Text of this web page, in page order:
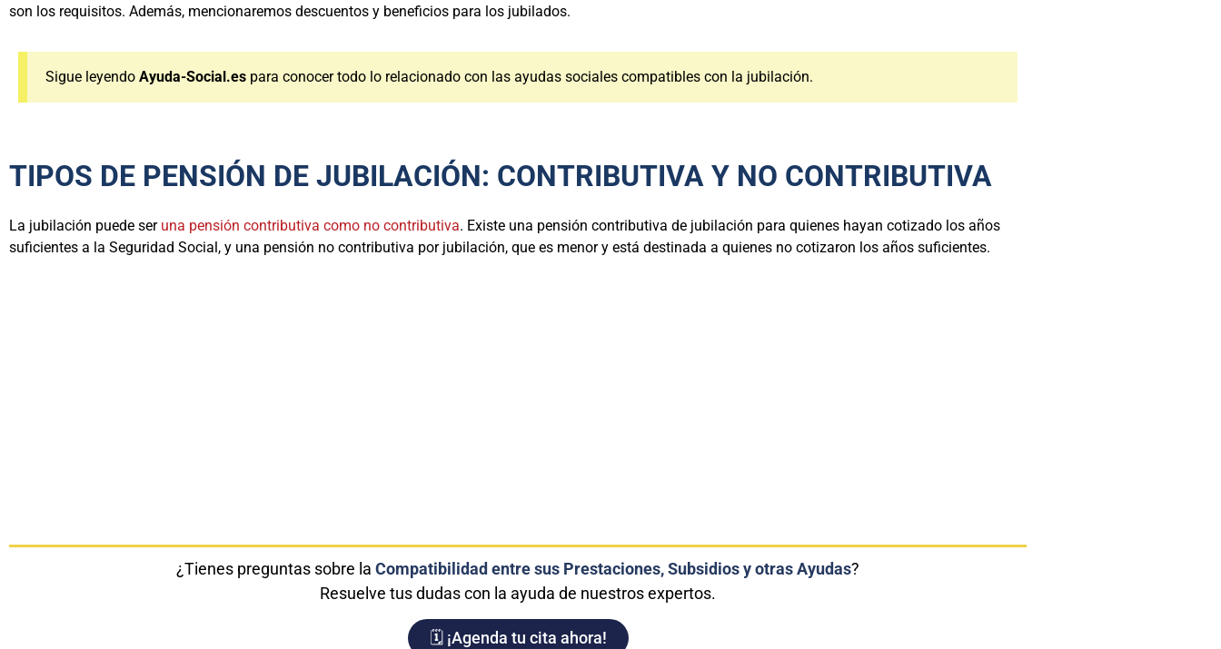
son los requisitos. Además, mencionaremos descuentos y beneficios para los jubilados.
Sigue leyendo Ayuda-Social.es para conocer todo lo relacionado con las ayudas sociales compatibles con la jubilación.
TIPOS DE PENSIÓN DE JUBILACIÓN: CONTRIBUTIVA Y NO CONTRIBUTIVA
La jubilación puede ser una pensión contributiva como no contributiva. Existe una pensión contributiva de jubilación para quienes hayan cotizado los años
suficientes a la Seguridad Social, y una pensión no contributiva por jubilación, que es menor y está destinada a quienes no cotizaron los años suficientes.
¿Tienes preguntas sobre la Compatibilidad entre sus Prestaciones, Subsidios y otras Ayudas?
Resuelve tus dudas con la ayuda de nuestros expertos.
🗓️ ¡Agenda tu cita ahora!